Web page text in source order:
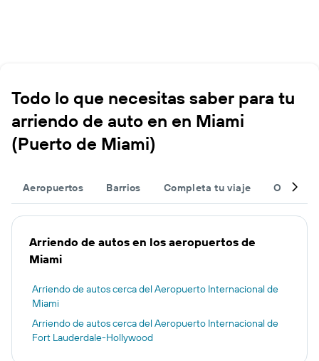
Todo lo que necesitas saber para tu
arriendo de auto en en Miami
(Puerto de Miami)
Aeropuertos Barrios Completa tu viaje Otros
Arriendo de autos en los aeropuertos de
Miami
Arriendo de autos cerca del Aeropuerto Internacional de
Miami
Arriendo de autos cerca del Aeropuerto Internacional de
Fort Lauderdale-Hollywood